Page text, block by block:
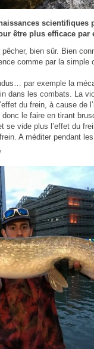
scientifiques
être plus efficace par
bien sûr. Bien
comme par la simple
par exemple la
dans les combats. La
du frein, à cause de
le faire en tirant
se vide plus l’effet du
A méditer pendant